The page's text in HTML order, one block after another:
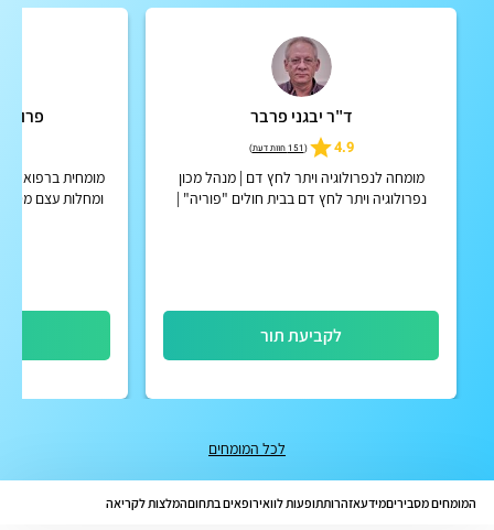
ד"ר יבגני פרבר
4.9
(151 חוות דעת )
מומחה לנפרולוגיה ויתר לחץ דם | מנהל מכון
נפרולוגיה ויתר לחץ דם בבית חולים "פוריה" |
לקביעת תור
פרופ'
מומחית ברפואה
ומחלות עצם
לכל המומחים
המומחים מסביריםמידעאזהרותתופעות לוואירופאים בתחוםהמלצות לקריאה